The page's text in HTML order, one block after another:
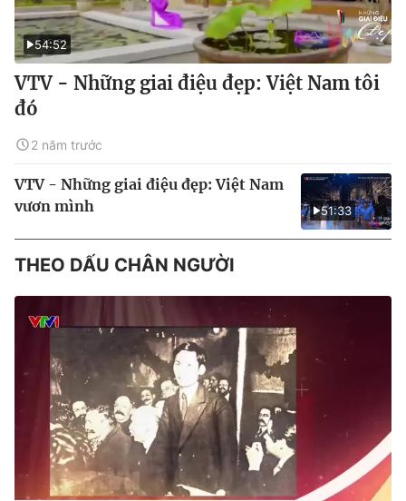
54:52
VTV - Những giai điệu đẹp: Việt Nam tôi
đó
2 năm trước
51:33
VTV - Những giai điệu đẹp: Việt Nam
vươn mình
THEO DẤU CHÂN NGƯỜI